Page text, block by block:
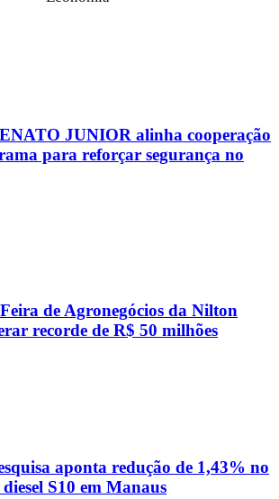
JUNIOR alinha cooperação
para reforçar segurança no
de Agronegócios da Nilton
recorde de R$ 50 milhões
aponta redução de 1,43% no
S10 em Manaus